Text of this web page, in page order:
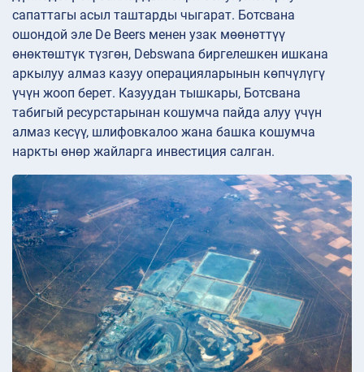
сапаттагы асыл таштарды чыгарат. Ботсвана
ошондой эле De Beers менен узак мөөнөттүү
өнөктөштүк түзгөн, Debswana биргелешкен ишкана
аркылуу алмаз казуу операцияларынын көпчүлүгү
үчүн жооп берет. Казуудан тышкары, Ботсвана
табигый ресурстарынан кошумча пайда алуу үчүн
алмаз кесүү, шлифовкалоо жана башка кошумча
наркты өнөр жайларга инвестиция салган.